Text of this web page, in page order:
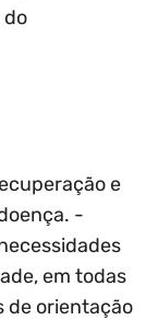
do
e
-
em todas
de orientação